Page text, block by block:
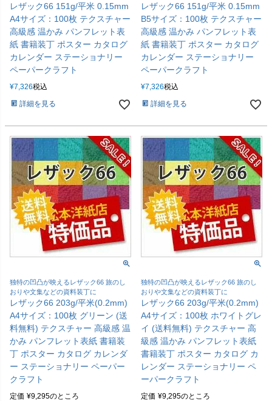
レザック66 151g/平米 0.15mm
A4サイズ：100枚 テクスチャー
高級感 温かみ パンフレット表
紙 書籍装丁 ポスター カタログ
カレンダー ステーショナリー
ペーパークラフト
¥7,326税込
詳細を見る
レザック66 151g/平米 0.15mm
B5サイズ：100枚 テクスチャー
高級感 温かみ パンフレット表
紙 書籍装丁 ポスター カタログ
カレンダー ステーショナリー
ペーパークラフト
¥7,326税込
詳細を見る
独特の凹凸が映えるレザック66 旅のし
おりや文集などの資料装丁に
レザック66 203g/平米(0.2mm)
A4サイズ：100枚 グリーン (送
料無料) テクスチャー 高級感 温
かみ パンフレット表紙 書籍装
丁 ポスター カタログ カレンダ
ー ステーショナリー ペーパー
クラフト
定価 ¥9,295のところ
独特の凹凸が映えるレザック66 旅のし
おりや文集などの資料装丁に
レザック66 203g/平米(0.2mm)
A4サイズ：100枚 ホワイトグレ
イ (送料無料) テクスチャー 高
級感 温かみ パンフレット表紙
書籍装丁 ポスター カタログ カ
レンダー ステーショナリー ペ
ーパークラフト
定価 ¥9,295のところ